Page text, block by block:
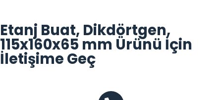
Etanj Buat, Dikdörtgen,
115x160x65 mm Ürünü İçin
İletişime Geç